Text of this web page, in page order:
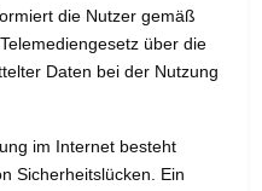
die Nutzer gemäß
über die
Daten bei der Nutzung
im Internet besteht
Sicherheitslücken. Ein